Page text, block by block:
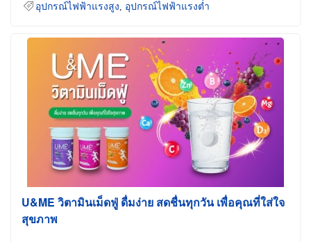
อุปกรณ์ไฟฟ้าแรงสูง อุปกรณ์ไฟฟ้าแรงต่ำ
U&ME วิตามินเม็ดฟู่ ดื่มง่าย สดชื่นทุกวัน เพื่อคุณที่ใส่ใจ
สุขภาพ